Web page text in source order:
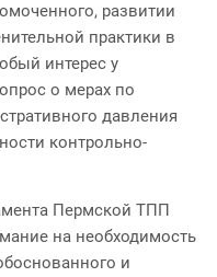
развитии
практики в
интерес у
о мерах по
давления
контрольно-
Пермской ТПП
на необходимость
и